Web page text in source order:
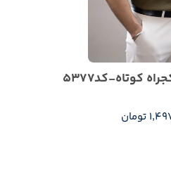
کوتاه-کد5377
تومان